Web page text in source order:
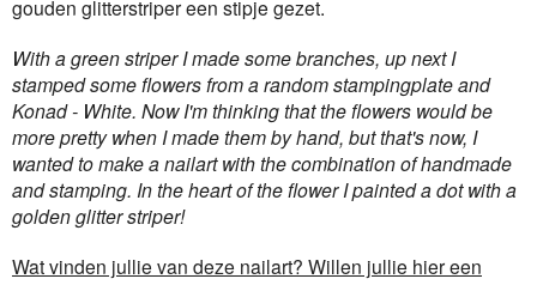
gouden glitterstriper een stipje gezet.
With a green striper I made some branches, up next I
stamped some flowers from a random stampingplate and
Konad - White. Now I'm thinking that the flowers would be
more pretty when I made them by hand, but that's now, I
wanted to make a nailart with the combination of handmade
and stamping. In the heart of the flower I painted a dot with a
golden glitter striper!
Wat vinden jullie van deze nailart? Willen jullie hier een